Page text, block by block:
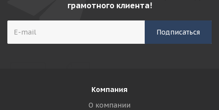
грамотного клиента!
Компания
О компании